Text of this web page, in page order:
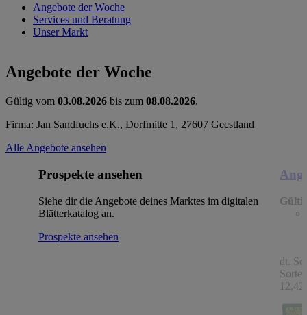
Angebote der Woche
Services und Beratung
Unser Markt
Angebote der Woche
Gültig vom 03.08.2026 bis zum 08.08.2026.
Firma: Jan Sandfuchs e.K., Dorfmitte 1, 27607 Geestland
Alle Angebote ansehen
Prospekte ansehen
Siehe dir die Angebote deines Marktes im digitalen
Blätterkatalog an.
Prospekte ansehen
dt.